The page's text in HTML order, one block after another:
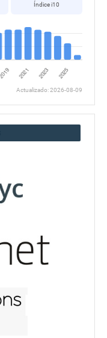
Índice i10
Actualizado: 2026-08-09